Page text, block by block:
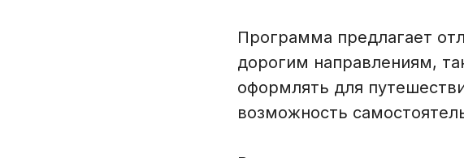
Программа предлагает
дорогим направлениям,
оформлять для
возможность